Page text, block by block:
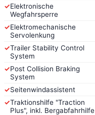
✓Elektronische
Wegfahrsperre
✓Elektromechanische
Servolenkung
✓Trailer Stability Control
System
✓Post Collision Braking
System
✓Seitenwindassistent
✓Traktionshilfe "Traction
Plus", inkl. Bergabfahrhilfe